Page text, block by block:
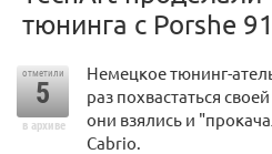
тюнинга с Porshe
отметили
5
в архиве
Немецкое тюнинг-
раз похвастаться
они взялись и
Cabrio.